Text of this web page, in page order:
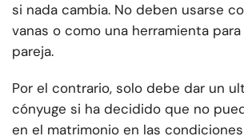
si nada cambia. No deben usarse
vanas o como una herramienta
pareja.
Por el contrario, solo debe dar un
cónyuge si ha decidido que no
en el matrimonio en las